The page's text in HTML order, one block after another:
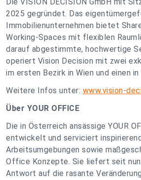
2025 gegründet. Das
Immobilienunternehmen bietet
Working-Spaces mit flexiblen
darauf abgestimmte, hochwertige
operiert Vision Decision mit zwei
im ersten Bezirk in Wien und einen in
Weitere Infos unter: www.vision-
Über YOUR OFFICE
Die in Österreich ansässige YOUR
entwickelt und serviciert
Arbeitsumgebungen sowie
Office Konzepte. Sie liefert seit
Antwort auf die rasante